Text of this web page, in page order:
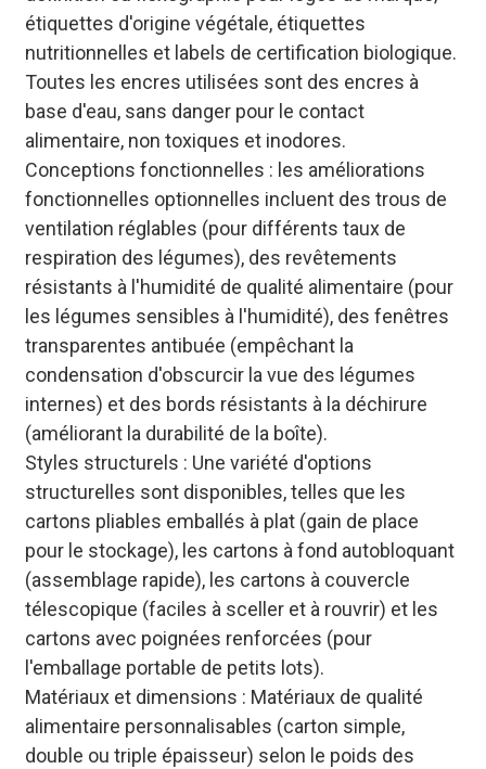
étiquettes d'origine végétale, étiquettes
nutritionnelles et labels de certification biologique.
Toutes les encres utilisées sont des encres à
base d'eau, sans danger pour le contact
alimentaire, non toxiques et inodores.
Conceptions fonctionnelles : les améliorations
fonctionnelles optionnelles incluent des trous de
ventilation réglables (pour différents taux de
respiration des légumes), des revêtements
résistants à l'humidité de qualité alimentaire (pour
les légumes sensibles à l'humidité), des fenêtres
transparentes antibuée (empêchant la
condensation d'obscurcir la vue des légumes
internes) et des bords résistants à la déchirure
(améliorant la durabilité de la boîte).
Styles structurels : Une variété d'options
structurelles sont disponibles, telles que les
cartons pliables emballés à plat (gain de place
pour le stockage), les cartons à fond autobloquant
(assemblage rapide), les cartons à couvercle
télescopique (faciles à sceller et à rouvrir) et les
cartons avec poignées renforcées (pour
l'emballage portable de petits lots).
Matériaux et dimensions : Matériaux de qualité
alimentaire personnalisables (carton simple,
double ou triple épaisseur) selon le poids des